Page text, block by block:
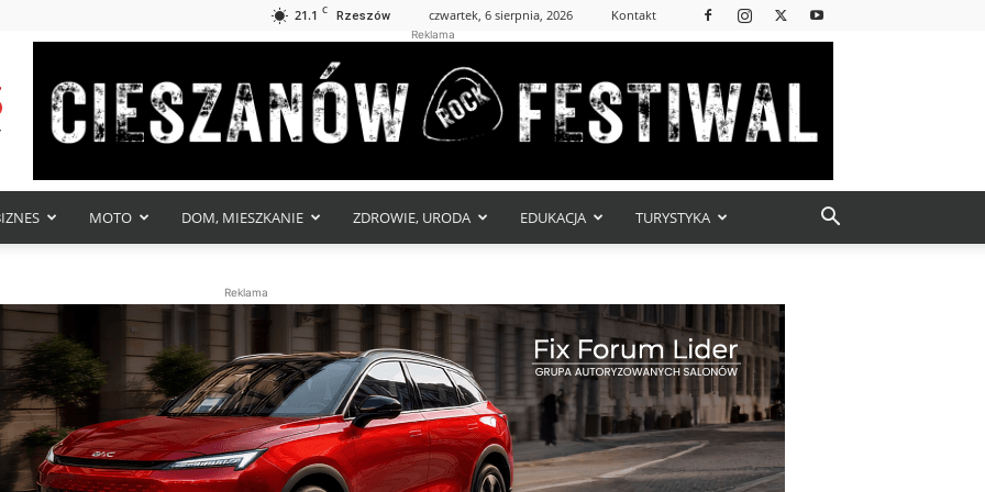
21.1 C Rzeszów czwartek, 6 sierpnia, 2026 Kontakt
Reklama
MOTO DOM, MIESZKANIE ZDROWIE, URODA EDUKACJA TURYSTYKA
Reklama